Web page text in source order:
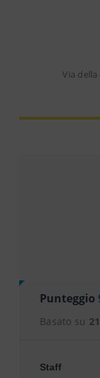
Via
Punteggio
Basato su
Staff